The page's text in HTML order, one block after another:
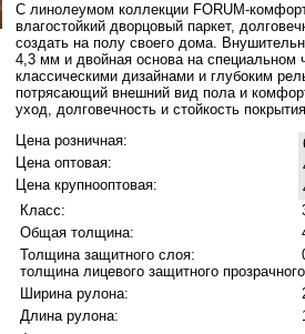
С линолеумом коллекции FORUM-
влагостойкий дворцовый паркет,
создать на полу своего дома.
4,3 мм и двойная основа на специальном
классическими дизайнами и глубоким
потрясающий внешний вид пола и
уход, долговечность и стойкость
Цена розничная:
Цена оптовая:
Цена крупнооптовая:
Класс:
Общая толщина:
Толщина защитного слоя:
толщина лицевого защитного
Ширина рулона:
Длина рулона: